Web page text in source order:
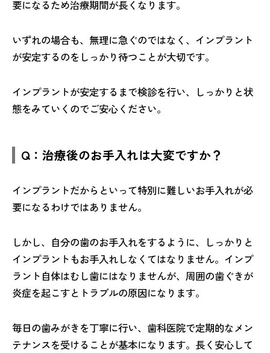
要になるため治療期間が長くなります。
いずれの場合も、無理に急ぐのではなく、インプラント
が安定するのをしっかり待つことが大切です。
インプラントが安定するまで検診を行い、しっかりと状
態をみていくのでご安心ください。
Q：治療後のお手入れは大変ですか？
インプラントだからといって特別に難しいお手入れが必
要になるわけではありません。
しかし、自分の歯のお手入れをするように、しっかりと
インプラントもお手入れしなくてはなりません。インプ
ラント自体はむし歯にはなりませんが、周囲の歯ぐきが
炎症を起こすとトラブルの原因になります。
毎日の歯みがきを丁寧に行い、歯科医院で定期的なメン
テナンスを受けることが基本になります。長く安心して